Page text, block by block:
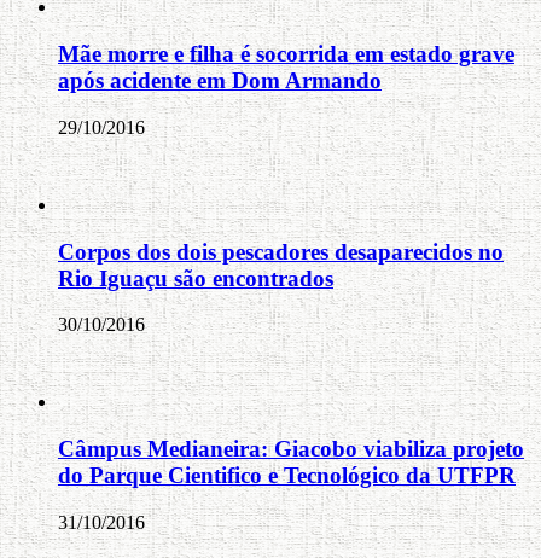
Mãe morre e filha é socorrida em estado grave
após acidente em Dom Armando
29/10/2016
Corpos dos dois pescadores desaparecidos no
Rio Iguaçu são encontrados
30/10/2016
Câmpus Medianeira: Giacobo viabiliza projeto
do Parque Cientifico e Tecnológico da UTFPR
31/10/2016